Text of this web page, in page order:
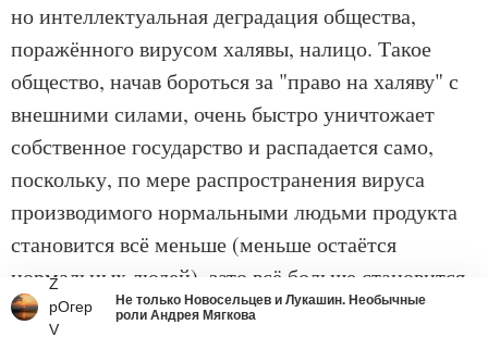
Z
рОгер
V
Не только Новосельцев и Лукашин. Необычные
роли Андрея Мягкова
но интеллектуальная деградация общества,
поражённого вирусом халявы, налицо. Такое
общество, начав бороться за "право на халяву" с
внешними силами, очень быстро уничтожает
собственное государство и распадается само,
поскольку, по мере распространения вируса
производимого нормальными людьми продукта
становится всё меньше (меньше остаётся
нормальных людей), зато всё больше становится
желающих получить всё, немедленно и без